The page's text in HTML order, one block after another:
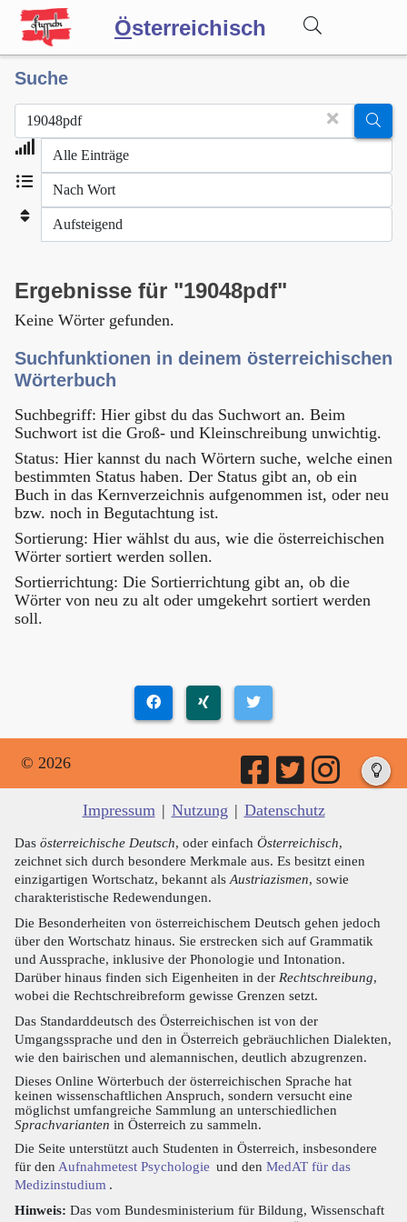
Österreichisch
Wörterbuch
Forum
Blog
Suche
Ergebnisse für "19048pdf"
Keine Wörter gefunden.
Suchfunktionen in deinem österreichischen
Wörterbuch
Suchbegriff: Hier gibst du das Suchwort an. Beim
Suchwort ist die Groß- und Kleinschreibung unwichtig.
Status: Hier kannst du nach Wörtern suche, welche einen
bestimmten Status haben. Der Status gibt an, ob ein
Buch in das Kernverzeichnis aufgenommen ist, oder neu
bzw. noch in Begutachtung ist.
Sortierung: Hier wählst du aus, wie die österreichischen
Wörter sortiert werden sollen.
Sortierrichtung: Die Sortierrichtung gibt an, ob die
Wörter von neu zu alt oder umgekehrt sortiert werden
soll.
© 2026
Impressum | Nutzung | Datenschutz
Das österreichische Deutsch, oder einfach Österreichisch,
zeichnet sich durch besondere Merkmale aus. Es besitzt einen
einzigartigen Wortschatz, bekannt als Austriazismen, sowie
charakteristische Redewendungen.
Die Besonderheiten von österreichischem Deutsch gehen jedoch
über den Wortschatz hinaus. Sie erstrecken sich auf Grammatik
und Aussprache, inklusive der Phonologie und Intonation.
Darüber hinaus finden sich Eigenheiten in der Rechtschreibung,
wobei die Rechtschreibreform gewisse Grenzen setzt.
Das Standarddeutsch des Österreichischen ist von der
Umgangssprache und den in Österreich gebräuchlichen Dialekten,
wie den bairischen und alemannischen, deutlich abzugrenzen.
Dieses Online Wörterbuch der österreichischen Sprache hat
keinen wissenschaftlichen Anspruch, sondern versucht eine
möglichst umfangreiche Sammlung an unterschiedlichen
Sprachvarianten in Österreich zu sammeln.
Die Seite unterstützt auch Studenten in Österreich, insbesondere
für den Aufnahmetest Psychologie und den MedAT für das
Medizinstudium .
Hinweis: Das vom Bundesministerium für Bildung, Wissenschaft